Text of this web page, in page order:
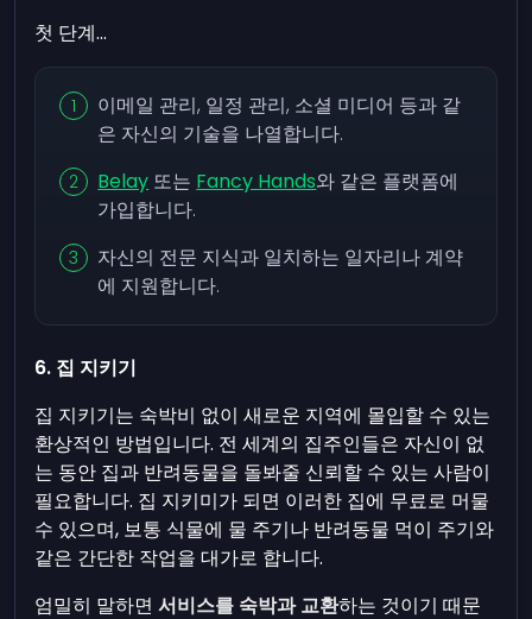
첫 단계...
이메일 관리, 일정 관리, 소셜 미디어 등과 같
은 자신의 기술을 나열합니다.
Belay 또는 Fancy Hands와 같은 플랫폼에
가입합니다.
자신의 전문 지식과 일치하는 일자리나 계약
에 지원합니다.
6. 집 지키기
집 지키기는 숙박비 없이 새로운 지역에 몰입할 수 있는
환상적인 방법입니다. 전 세계의 집주인들은 자신이 없
는 동안 집과 반려동물을 돌봐줄 신뢰할 수 있는 사람이
필요합니다. 집 지키미가 되면 이러한 집에 무료로 머물
수 있으며, 보통 식물에 물 주기나 반려동물 먹이 주기와
같은 간단한 작업을 대가로 합니다.
엄밀히 말하면서비스를 숙박과 교환하는 것이기 때문